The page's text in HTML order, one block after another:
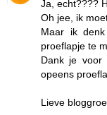
Ja, echt????
Oh jee, ik
Maar ik
proeflapje te
Dank je
opeens
Lieve